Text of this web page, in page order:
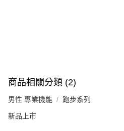
商品相關分類 (2)
男性 專業機能 跑步系列
新品上市